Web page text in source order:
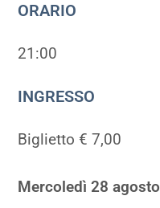
ORARIO
21:00
INGRESSO
Biglietto € 7,00
Mercoledì 28 agosto